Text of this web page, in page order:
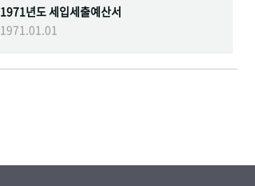
1971년도 세입세출예산서
1971.01.01